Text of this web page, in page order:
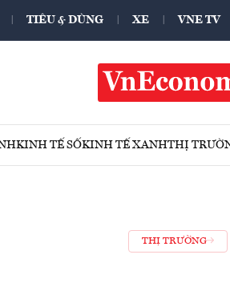
TIÊU & DÙNG XE VNE TV
KINH TẾ SỐKINH TẾ XANHTHỊ
THỊ TRƯỜNG